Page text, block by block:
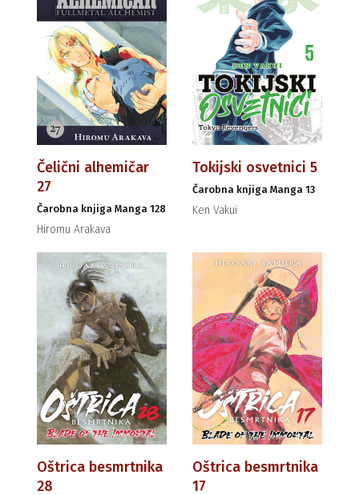
Čelični alhemičar
27
Čarobna knjiga Manga 128
Hiromu Arakava
Tokijski osvetnici 5
Čarobna knjiga Manga 13
Ken Vakui
Oštrica besmrtnika
28
Oštrica besmrtnika
17